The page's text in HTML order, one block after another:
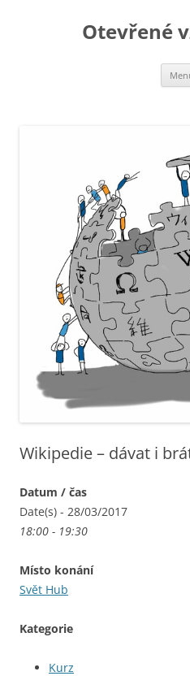
Otevřené
Wikipedie – dávat i
Datum / čas
Date(s) - 28/03/2017
18:00 - 19:30
Místo konání
Svět Hub
Kategorie
Kurz